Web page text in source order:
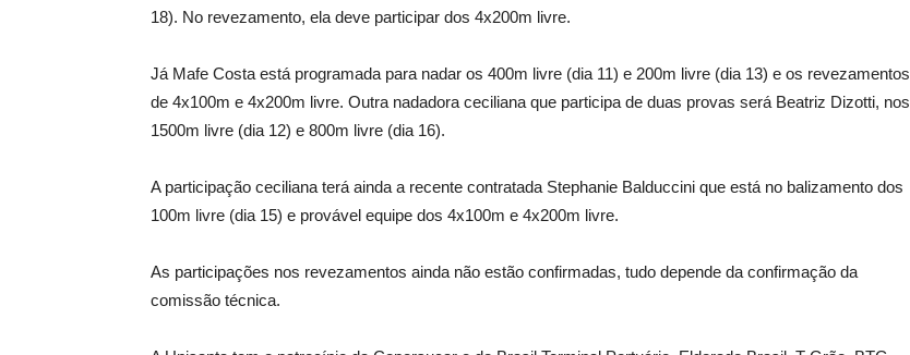
18). No revezamento, ela deve participar dos 4x200m livre.
Já Mafe Costa está programada para nadar os 400m livre (dia 11) e 200m livre (dia 13) e os revezamentos
de 4x100m e 4x200m livre. Outra nadadora ceciliana que participa de duas provas será Beatriz Dizotti, nos
1500m livre (dia 12) e 800m livre (dia 16).
A participação ceciliana terá ainda a recente contratada Stephanie Balduccini que está no balizamento dos
100m livre (dia 15) e provável equipe dos 4x100m e 4x200m livre.
As participações nos revezamentos ainda não estão confirmadas, tudo depende da confirmação da
comissão técnica.